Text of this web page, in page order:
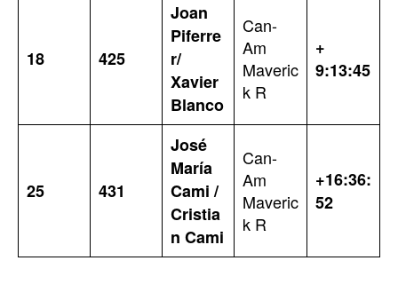
18 425
Joan
Piferre
r/
Xavier
Blanco
Can-
Am
Maveric
k R
+
9:13:45
25 431
José
María
Cami /
Cristia
n Cami
Can-
Am
Maveric
k R
+16:36:
52